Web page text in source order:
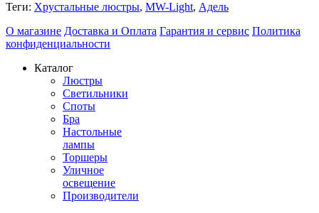
Теги: Хрустальные люстры, MW-Light, Адель
О магазине Доставка и Оплата Гарантия и сервис Политика
конфиденциальности
Каталог
Люстры
Светильники
Споты
Бра
Настольные
лампы
Торшеры
Уличное
освещение
Производители